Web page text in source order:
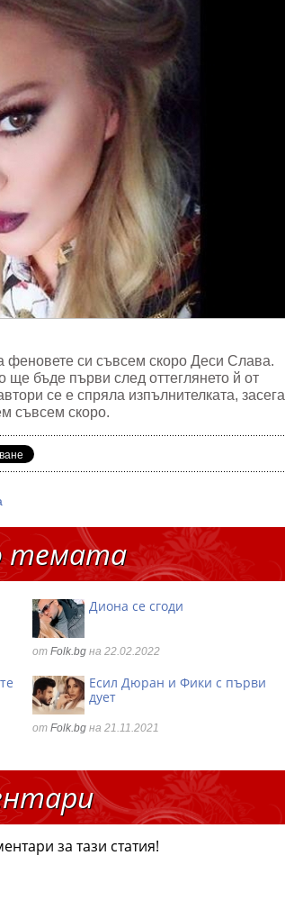
феновете си съвсем скоро Деси Слава.
ще бъде първи след оттеглянето й от
се е спряла изпълнителката, засега
съвсем скоро.
темата
Диона се сгоди
от Folk.bg на 22.02.2022
Есил Дюран и Фики с първи
дует
от Folk.bg на 21.11.2021
за тази статия!